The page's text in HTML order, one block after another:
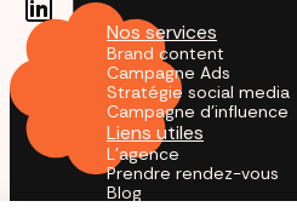
Nos services
Brand content
Campagne Ads
Stratégie social media
Campagne d'influence
Liens utiles
L'agence
Prendre rendez-vous
Blog